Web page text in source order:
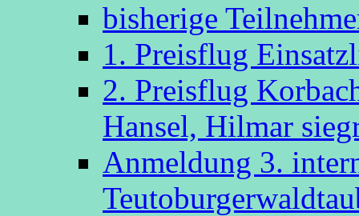
bisherige
1. Preisflug
2. Preisflug
Hansel, Hilmar
Anmeldung 3.